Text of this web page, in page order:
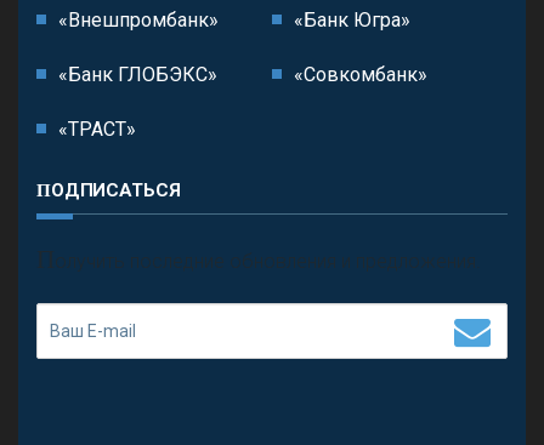
«Внешпромбанк» «Банк Югра»
«Банк ГЛОБЭКС» «Совкомбанк»
«ТРАСТ»
ПОДПИСАТЬСЯ
П олучить последние обновления и предложения.